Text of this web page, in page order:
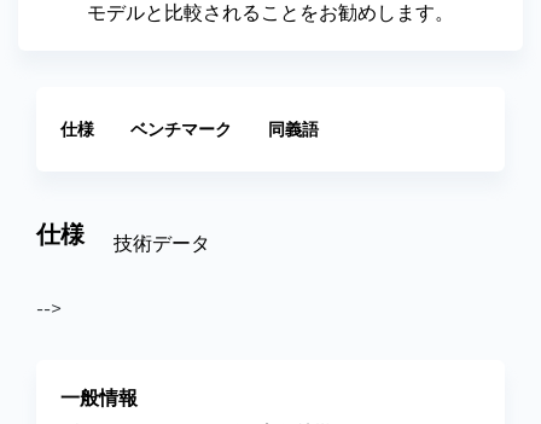
モデルと比較されることをお勧めします。
仕様 ベンチマーク 同義語
仕様 技術データ
-->
一般情報